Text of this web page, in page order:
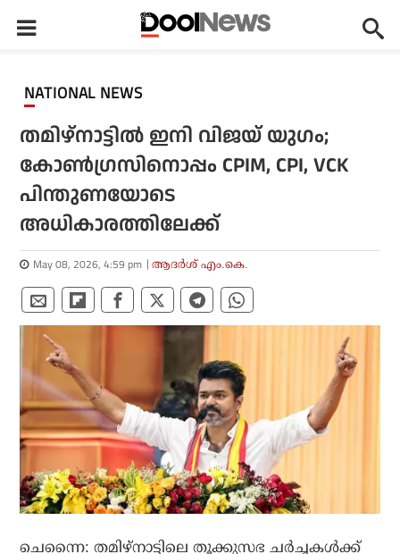
NATIONAL NEWS
തമിഴ്‌നാട്ടില്‍ ഇനി വിജയ് യുഗം;
കോണ്‍ഗ്രസിനൊപ്പം CPIM, CPI, VCK
പിന്തുണയോടെ
അധികാരത്തിലേക്ക്
May 08, 2026, 4:59 pm ആദർശ് എം.കെ.
ചെന്നൈ: തമിഴ്‌നാട്ടിലെ തൂക്കുസഭ ചര്‍ച്ചകള്‍ക്ക്